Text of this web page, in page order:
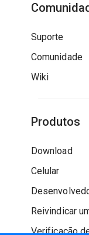
Suporte
Comunidade
Wiki
Produtos
Download
Celular
Reivindicar
Verificação